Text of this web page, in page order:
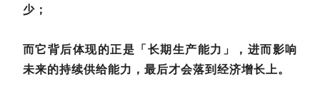
少；
而它背后体现的正是「长期生产能力」，进而影响
未来的持续供给能力，最后才会落到经济增长上。